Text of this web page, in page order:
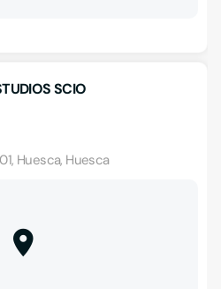
SCIO
Huesca, Huesca